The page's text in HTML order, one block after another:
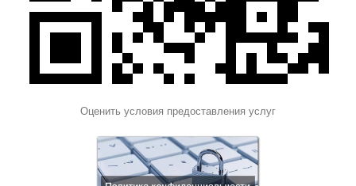
Оценить условия предоставления услуг